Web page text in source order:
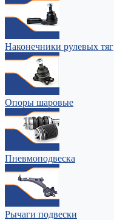
Наконечники рулевых тяг
Опоры шаровые
Пневмоподвеска
Рычаги подвески